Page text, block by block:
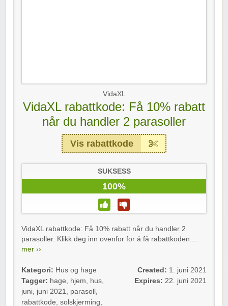
VidaXL
VidaXL rabattkode: Få 10% rabatt
når du handler 2 parasoller
Vis rabattkode
SUKSESS
100%
VidaXL rabattkode: Få 10% rabatt når du handler 2
parasoller. Klikk deg inn ovenfor for å få rabattkoden....
mer ››
Kategori: Hus og hage
Tagger: hage, hjem, hus,
juni, juni 2021, parasoll ,
rabattkode, solskjerming,
Created: 1. juni 2021
Expires: 22. juni 2021